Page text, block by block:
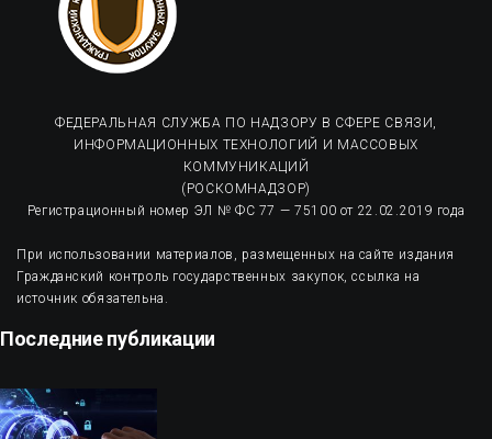
ФЕДЕРАЛЬНАЯ СЛУЖБА ПО НАДЗОРУ В СФЕРЕ СВЯЗИ,
ИНФОРМАЦИОННЫХ ТЕХНОЛОГИЙ И МАССОВЫХ
КОММУНИКАЦИЙ
(РОСКОМНАДЗОР)
Регистрационный номер ЭЛ № ФС 77 — 75100 от 22.02.2019 года
При использовании материалов, размещенных на сайте издания
Гражданский контроль государственных закупок, ссылка на
источник обязательна.
Последние публикации